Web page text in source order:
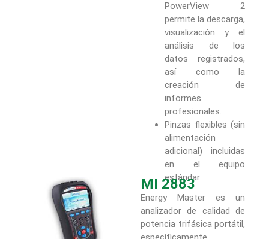
PowerView 2
permite la descarga,
visualización y el
análisis de los
datos registrados,
así como la
creación de
informes
profesionales.
Pinzas flexibles (sin
alimentación
adicional) incluidas
en el equipo
estándar
MI 2883
Energy Master es un
analizador de calidad de
potencia trifásica portátil,